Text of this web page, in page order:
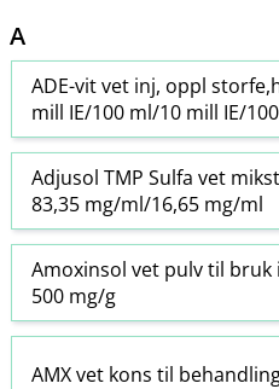
A
ADE-vit vet inj, oppl
mill IE/100 ml/10 mill IE/
Adjusol TMP Sulfa vet
83,35 mg/ml/16,65 mg/ml
Amoxinsol vet pulv til bruk
500 mg/g
AMX vet kons til